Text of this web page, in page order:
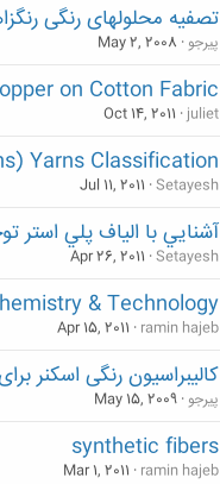
تصفیه محلولهای رنگی
پیرجو May 2, 2008
on Cotton Fabric
juliet
Oct 14, 2011
Yarns Classification )
Setayesh
Jul 11, 2011
آشنايي با الياف پلي استر
Setayesh
Apr 26, 2011
& Technology
ramin hajeb
Apr 15, 2011
كاليبراسيون رنگی اسكنر
پیرجو May 15, 2009
synthetic fibers
ramin hajeb
Mar 1, 2011